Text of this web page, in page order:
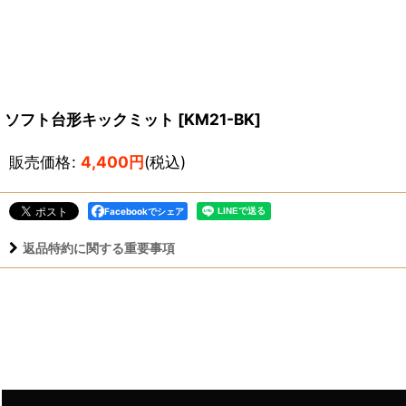
ソフト台形キックミット [KM21-BK]
販売価格: 4,400円(税込)
Facebookでシェア
返品特約に関する重要事項